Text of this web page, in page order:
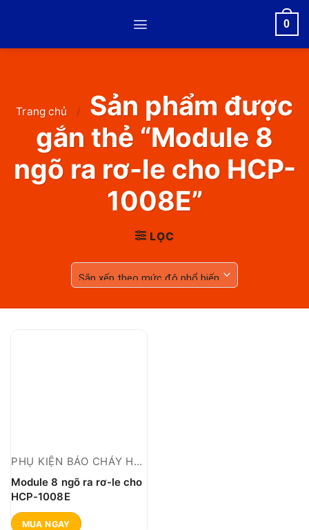
0
Trang chủ /
Sản phẩm được
gắn thẻ “Module 8
ngõ ra rơ-le cho HCP-
1008E”
LỌC
PHỤ KIỆN BÁO CHÁY HOCHIKI THƯỜNG
Module 8 ngõ ra rơ-le cho
HCP-1008E
MUA NGAY